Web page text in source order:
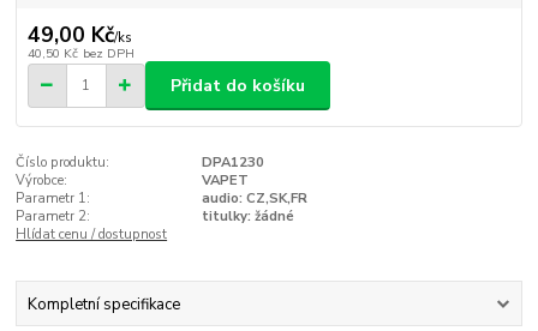
49,00 Kč/ks
40,50 Kč bez DPH
Přidat do košíku
Číslo produktu:
DPA1230
Výrobce:
VAPET
Parametr 1:
audio: CZ,SK,FR
Parametr 2:
titulky: žádné
Hlídat cenu / dostupnost
Kompletní specifikace